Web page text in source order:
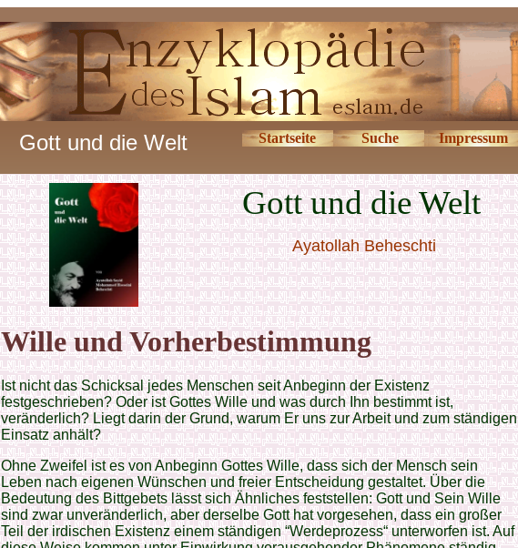
Gott und die Welt Startseite Suche Impressum
Gott und die Welt
Ayatollah Beheschti
Wille und Vorherbestimmung
Ist nicht das Schicksal jedes Menschen seit Anbeginn der Existenz
festgeschrieben? Oder ist Gottes Wille und was durch Ihn bestimmt ist,
veränderlich? Liegt darin der Grund, warum Er uns zur Arbeit und zum ständigen
Einsatz anhält?
Ohne Zweifel ist es von Anbeginn Gottes Wille, dass sich der Mensch sein
Leben nach eigenen Wünschen und freier Entscheidung gestaltet. Über die
Bedeutung des Bittgebets lässt sich Ähnliches feststellen: Gott und Sein Wille
sind zwar unveränderlich, aber derselbe Gott hat vorgesehen, dass ein großer
Teil der irdischen Existenz einem ständigen “Werdeprozess“ unterworfen ist. Auf